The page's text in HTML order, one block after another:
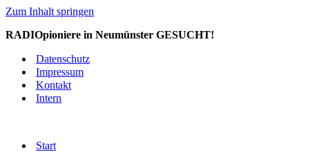
Zum Inhalt springen
RADIOpioniere in Neumünster GESUCHT!
Datenschutz
Impressum
Kontakt
Intern
Start